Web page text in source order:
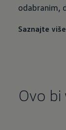
odabranim,
Saznajte više
Ovo